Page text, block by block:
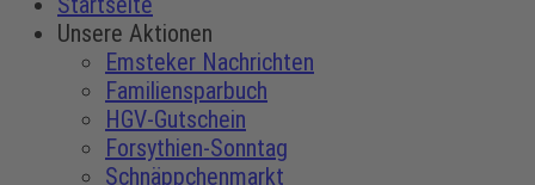
Unsere Aktionen
Emsteker Nachrichten
Familiensparbuch
HGV-Gutschein
Forsythien-Sonntag
Schnäppchenmarkt